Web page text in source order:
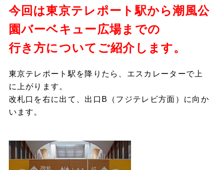
今回は東京テレポート駅から潮風公
園バーベキュー広場までの
行き方についてご紹介します。
東京テレポート駅を降りたら、エスカレーターで上
に上がります。
改札口を右に出て、出口B（フジテレビ方面）に向か
います。